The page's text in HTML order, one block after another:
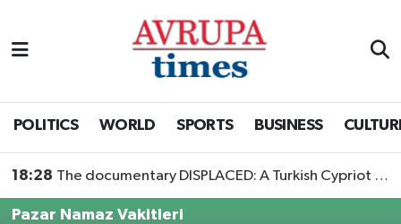
POLITICS WORLD SPORTS BUSINESS
18:28 The documentary DISPLACED: A Turkish Cypriot Story is now available to watch
Pazar Namaz Vakitleri
Nöbetçi Eczaneler